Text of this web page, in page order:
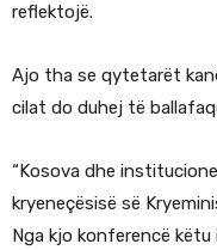
reflektojë.
Ajo tha se qytetarët
cilat do duhej të
“Kosova dhe
kryeneçësisë së
Nga kjo konferencë